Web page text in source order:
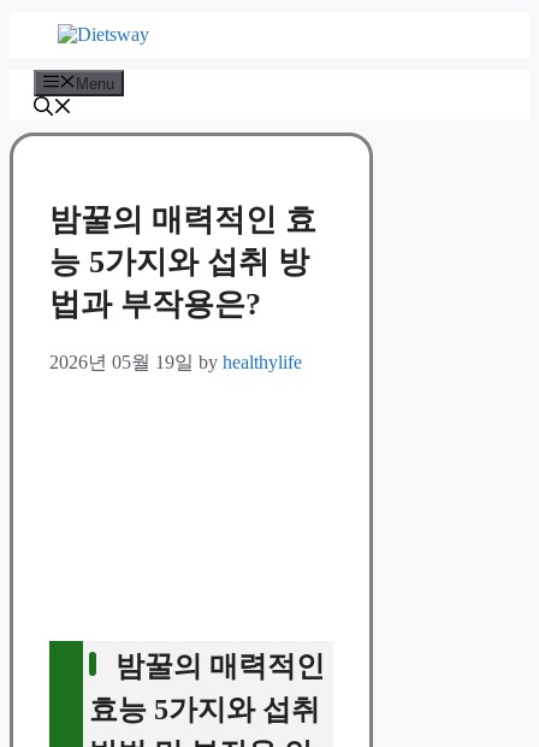
Menu
밤꿀의 매력적인 효
능 5가지와 섭취 방
법과 부작용은?
2026년 05월 19일 by healthylife
밤꿀의 매력적인
효능 5가지와 섭취